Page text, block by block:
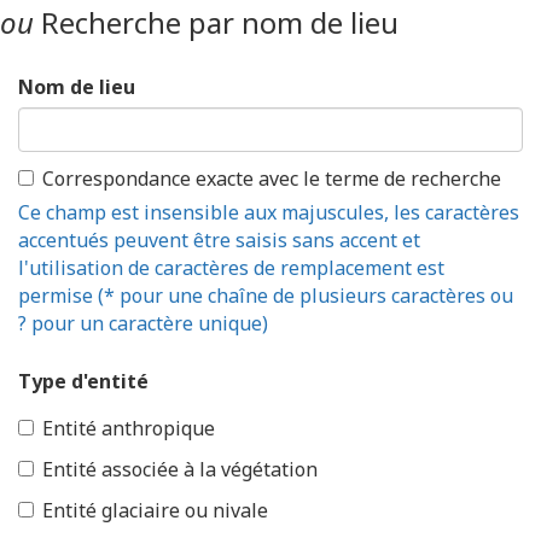
ou Recherche par nom de lieu
Nom de lieu
Correspondance exacte avec le terme de recherche
Ce champ est insensible aux majuscules, les caractères
accentués peuvent être saisis sans accent et
l'utilisation de caractères de remplacement est
permise (* pour une chaîne de plusieurs caractères ou
? pour un caractère unique)
Type d'entité
Entité anthropique
Entité associée à la végétation
Entité glaciaire ou nivale